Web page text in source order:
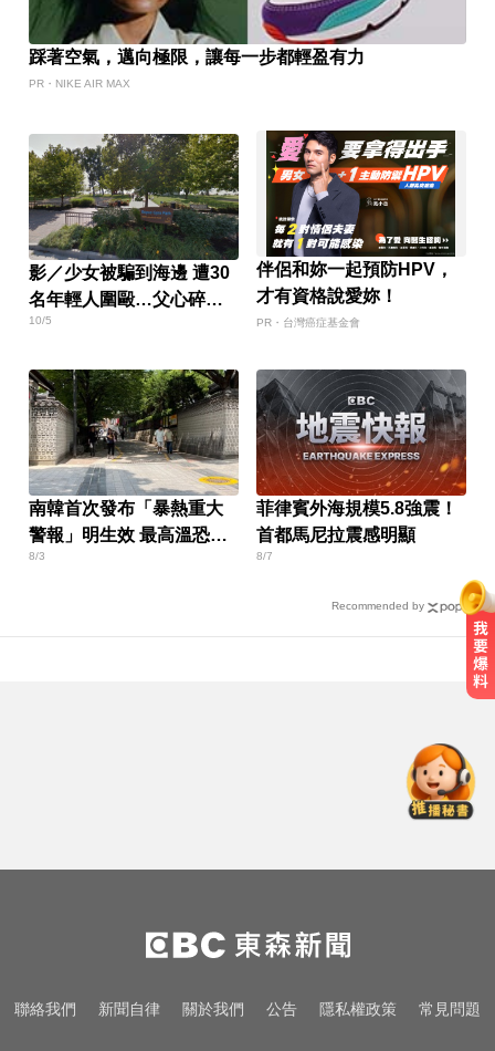
踩著空氣，邁向極限，讓每一步都輕盈有力
PR・NIKE AIR MAX
影／少女被騙到海邊 遭30
名年輕人圍毆…父心碎發
聲
10/5
伴侶和妳一起預防HPV，
才有資格說愛妳！
PR・台灣癌症基金會
南韓首次發布「暴熱重大
警報」明生效 最高溫恐飆
破39度
8/3
菲律賓外海規模5.8強震！
首都馬尼拉震感明顯
8/7
Recommended by
動漫名言激勵自己
愛玩車／700匹馬力！奧斯頓馬丁
DB12 S登場
涉工程回扣驚爆貪瀆！高雄議員范
聯絡我們 新聞自律 關於我們 公告 隱私權政策 常見問題